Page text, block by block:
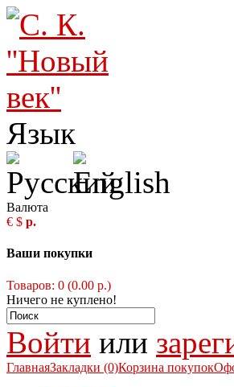
Язык
Валюта
€ $ р.
Ваши покупки
Товаров: 0 (0.00 р.)
Ничего не куплено!
Войти или
ГлавнаяЗакладки (0)Корзина покупок